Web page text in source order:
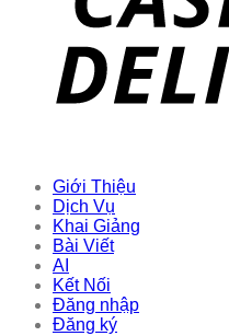
Giới Thiệu
Dịch Vụ
Khai Giảng
Bài Viết
AI
Kết Nối
Đăng nhập
Đăng ký